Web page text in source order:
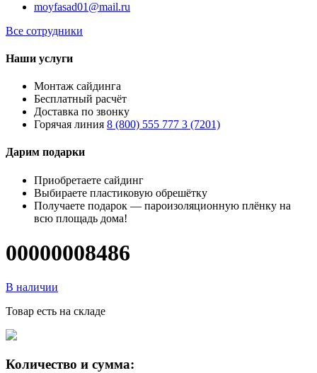
moyfasad01@mail.ru
Все сотрудники
Наши услуги
Монтаж сайдинга
Бесплатный расчёт
Доставка по звонку
Горячая линия 8 (800) 555 777 3 (7201)
Дарим подарки
Приобретаете сайдинг
Выбираете пластиковую обрешётку
Получаете подарок — пароизоляционную плёнку на
всю площадь дома!
00000008486
В наличии
Товар есть на складе
Количество и сумма: